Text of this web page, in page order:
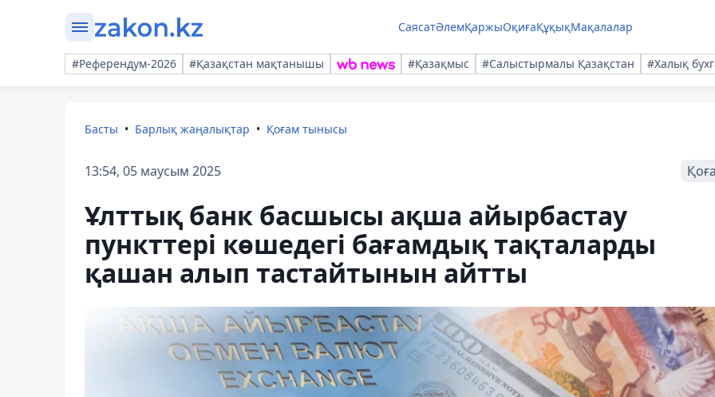
СаясатӘлемҚаржыОқиғаҚұқықМақалалар
#Референдум-2026 #Қазақстан мақтанышы #Қазақмыс #Салыстырмалы Қазақстан #Халық
Басты Барлық жаңалықтар Қоғам тынысы
13:54, 05 маусым 2025
Ұлттық банк басшысы ақша айырбастау
пункттері көшедегі бағамдық тақталарды
қашан алып тастайтынын айтты